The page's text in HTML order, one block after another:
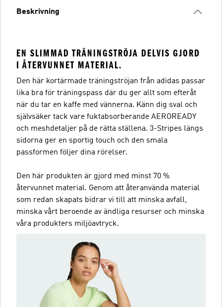
Beskrivning
EN SLIMMAD TRÄNINGSTRÖJA DELVIS GJORD
I ÅTERVUNNET MATERIAL.
Den här kortärmade träningströjan från adidas passar
lika bra för träningspass där du ger allt som efteråt
när du tar en kaffe med vännerna. Känn dig sval och
självsäker tack vare fuktabsorberande AEROREADY
och meshdetaljer på de rätta ställena. 3-Stripes längs
sidorna ger en sportig touch och den smala
passformen följer dina rörelser.
Den här produkten är gjord med minst 70 %
återvunnet material. Genom att återanvända material
som redan skapats bidrar vi till att minska avfall,
minska vårt beroende av ändliga resurser och minska
våra produkters miljöavtryck.